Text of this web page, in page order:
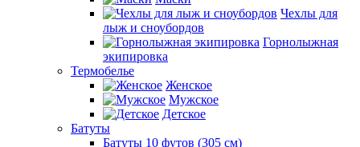
Чехлы для
лыж и сноубордов
Горнолыжная
экипировка
Термобелье
Женское
Мужское
Детское
Батуты
Батуты 10 футов (305 см)